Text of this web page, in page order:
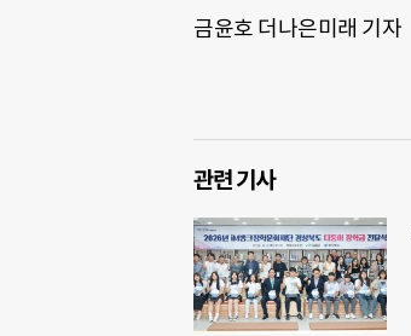
금윤호 더나은미래 기자
관련 기사